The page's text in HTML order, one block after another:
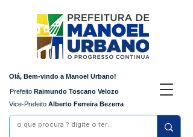
Olá, Bem-vindo a Manoel Urbano!
Prefeito Raimundo Toscano Velozo
Vice-Prefeito Alberto Ferreira Bezerra